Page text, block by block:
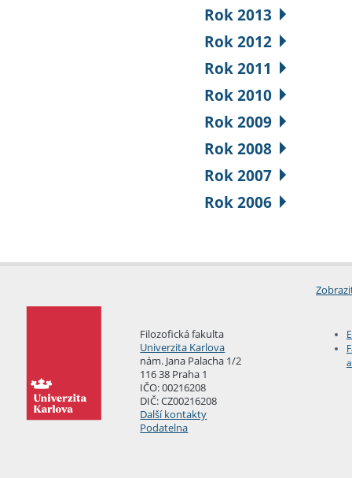
Rok 2013
Rok 2012
Rok 2011
Rok 2010
Rok 2009
Rok 2008
Rok 2007
Rok 2006
Filozofická fakulta
Univerzita Karlova
nám. Jana Palacha 1/2
116 38 Praha 1
IČO: 00216208
DIČ: CZ00216208
Další kontakty
Podatelna